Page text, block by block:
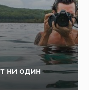
ни один